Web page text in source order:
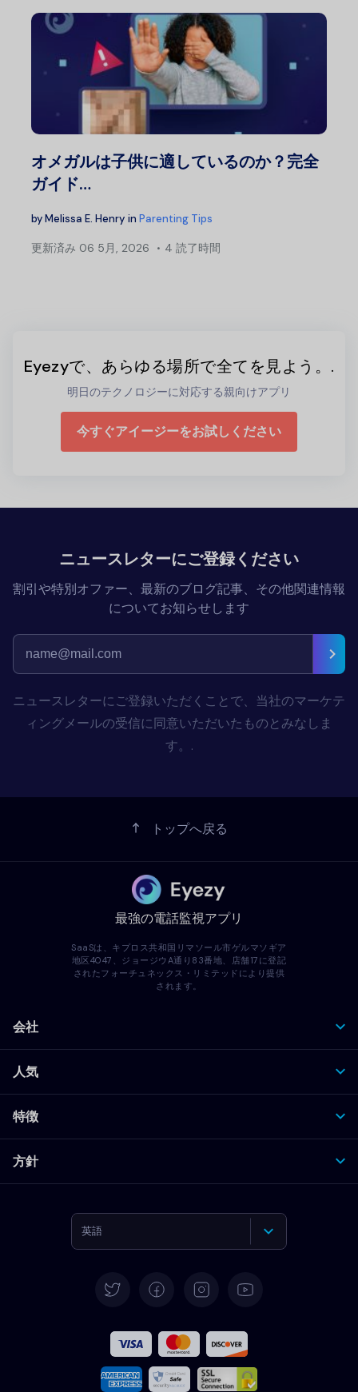
オメガルは子供に適しているのか？完全
ガイド…
byMelissa E. Henry in Parenting Tips
更新済み 06 5月, 2026 4 読了時間
Eyezyで、あらゆる場所で全てを見よう。.
明日のテクノロジーに対応する親向けアプリ
今すぐアイージーをお試しください
ニュースレターにご登録ください
割引や特別オファー、最新のブログ記事、その他関連情報
についてお知らせします
ニュースレターにご登録いただくことで、当社のマーケテ
ィングメールの受信に同意いただいたものとみなしま
す。.
トップへ戻る
最強の電話監視アプリ
SaaSは、キプロス共和国リマソール市ゲルマソギア
地区4047、ジョージウA通り83番地、店舗17に登記
されたフォーチュネックス・リミテッドにより提供
されます。
会社
人気
特徴
方針
英語
フランス語